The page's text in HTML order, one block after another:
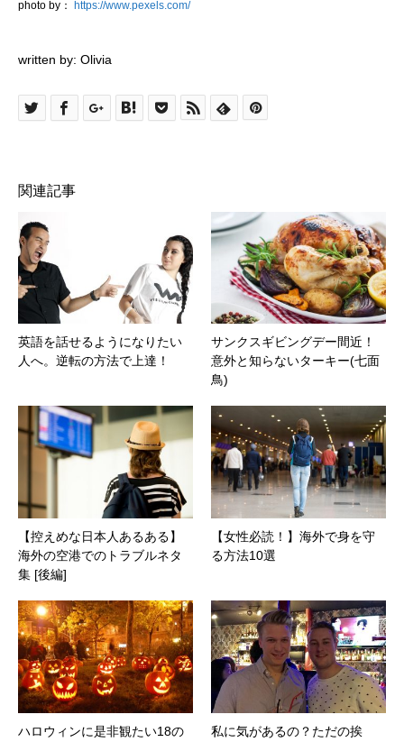
photo by： https://www.pexels.com/
written by: Olivia
関連記事
英語を話せるようになりたい
人へ。逆転の方法で上達！
サンクスギビングデー間近！
意外と知らないターキー(七面
鳥)
【控えめな日本人あるある】
海外の空港でのトラブルネタ
集 [後編]
【女性必読！】海外で身を守
る方法10選
ハロウィンに是非観たい18の
私に気があるの？ただの挨